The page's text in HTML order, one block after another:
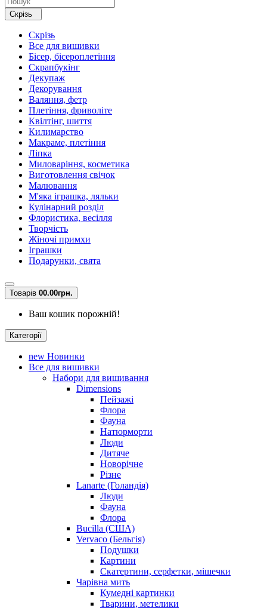
Скрізь
Скрізь
Все для вишивки
Бісер, бісероплетіння
Скрапбукінг
Декупаж
Декорування
Валяння, фетр
Плетіння, фриволіте
Квілтінг, шиття
Килимарство
Макраме, плетіння
Ліпка
Миловаріння, косметика
Виготовлення свічок
Малювання
М'яка іграшка, ляльки
Кулінарний розділ
Флористика, весілля
Творчість
Жіночі примхи
Іграшки
Подарунки, свята
Товарів 00.00грн.
Ваш кошик порожній!
Категорії
new Новинки
Все для вишивки
Набори для вишивання
Dimensions
Пейзажі
Флора
Фауна
Натюрморти
Люди
Дитяче
Новорічне
Різне
Lanarte (Голандія)
Люди
Фауна
Флора
Bucilla (США)
Vervaco (Бельгія)
Подушки
Картини
Скатертини, серфетки, мішечки
Чарiвна мить
Кумедні картинки
Тварини, метелики